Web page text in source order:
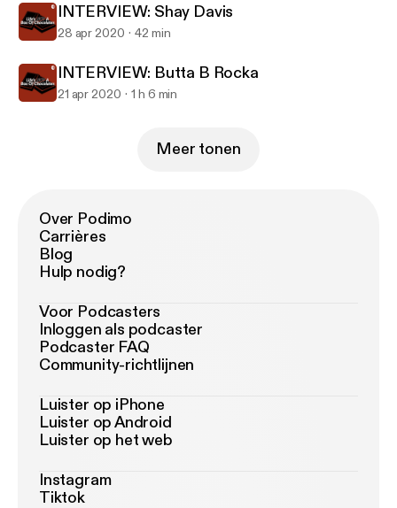
INTERVIEW: Shay Davis
28 apr 2020 42 min
INTERVIEW: Butta B Rocka
21 apr 2020 1 h 6 min
Meer tonen
Over Podimo
Carrières
Blog
Hulp nodig?
Voor Podcasters
Inloggen als podcaster
Podcaster FAQ
Community-richtlijnen
Luister op iPhone
Luister op Android
Luister op het web
Instagram
Tiktok